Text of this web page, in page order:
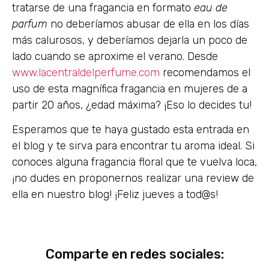
tratarse de una fragancia en formato eau de
parfum no deberíamos abusar de ella en los días
más calurosos, y deberíamos dejarla un poco de
lado cuando se aproxime el verano. Desde
www.lacentraldelperfume.com recomendamos el
uso de esta magnífica fragancia en mujeres de a
partir 20 años, ¿edad máxima? ¡Eso lo decides tu!
Esperamos que te haya gustado esta entrada en
el blog y te sirva para encontrar tu aroma ideal. Si
conoces alguna fragancia floral que te vuelva loca,
¡no dudes en proponernos realizar una review de
ella en nuestro blog! ¡Feliz jueves a tod@s!
Comparte en redes sociales: